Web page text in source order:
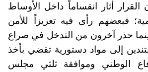
أثار انقساماً داخل الأوساط
فبعضهم رأى فيه تعزيزاً للأمن
حذر آخرون من التدخل في صراع
إلى مواد دستورية تقضي بأخذ
الوطني وموافقة ثلثي مجلس